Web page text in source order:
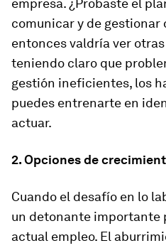
empresa. ¿Probaste el
comunicar y de gestionar
entonces valdría ver
teniendo claro que
gestión ineficientes, los
puedes entrenarte en
actuar.
2. Opciones de
Cuando el desafío en lo
un detonante importante
actual empleo. El